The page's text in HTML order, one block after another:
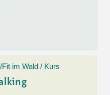
im Wald / Kurs